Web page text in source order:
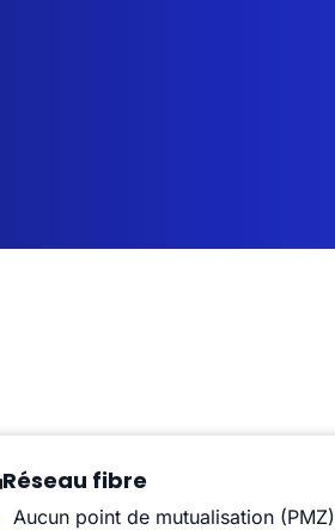
Réseau fibre
Aucun point de mutualisation (PMZ)